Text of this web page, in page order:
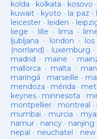
kolda · kolkata · kosovo ·
kuwait· kyoto · la paz ·
leicester· leiden ·
liege · lille · lima ·
ljubljana · london ·
(norrland) · luxemburg ·
madrid · maine ·
mallorca · malta ·
maringá · marseille ·
mendoza · mérida ·
keynes· minnesota ·
montpellier· montreal ·
mumbai · murcia ·
namur· nancy · nanjing
nepal · neuchatel ·